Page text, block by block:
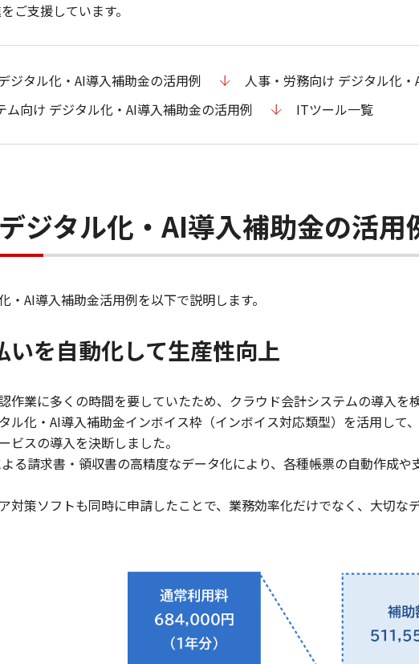
ご支援しています。
ジタル化・AI導入補助金の活用例
人事・労務向け デジタル化
ム向け デジタル化・AI導入補助金の活用例
ITツール一覧
ジタル化・AI導入補助金の活用
・AI導入補助金活用例を以下で説明します。
いを自動化して生産性向上
作業に多くの時間を要していたため、クラウド会計システムの導入
ル化・AI導入補助金インボイス枠（インボイス対応類型）を活用し
ビスの導入を決断しました。
る請求書・領収書の高精度なデータ化により、各種帳票の自動作成
対策ソフトも同時に申請したことで、業務効率化だけでなく、大切な